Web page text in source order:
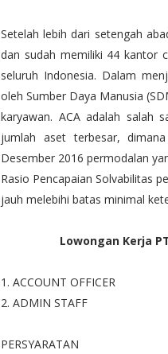
Setelah lebih dari setengah
dan sudah memiliki 44 kantor
seluruh Indonesia. Dalam
oleh Sumber Daya Manusia
karyawan. ACA adalah salah
jumlah aset terbesar,
Desember 2016 permodalan
Rasio Pencapaian Solvabilitas
jauh melebihi batas minimal
Lowongan Kerja
1. ACCOUNT OFFICER
2. ADMIN STAFF
PERSYARATAN